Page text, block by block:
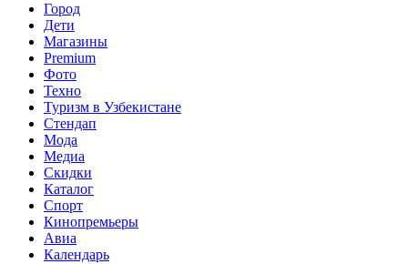
Город
Дети
Магазины
Premium
Фото
Техно
Туризм в Узбекистане
Стендап
Мода
Медиа
Скидки
Каталог
Спорт
Кинопремьеры
Авиа
Календарь